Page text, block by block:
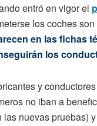
entró en vigor el
los coches
en las fichas
los
y
no iban a
las nuevas pruebas)